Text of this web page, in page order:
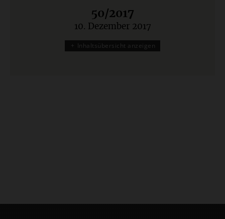
50/2017
:
10. Dezember 2017
Inhaltsübersicht anzeigen